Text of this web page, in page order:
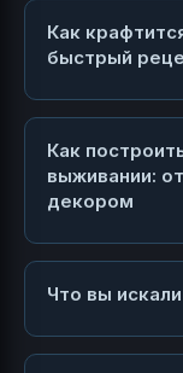
Как
быстрый
Как
выживании:
декором
Что вы